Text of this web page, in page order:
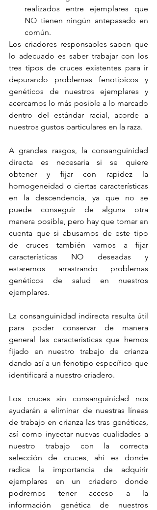
realizados entre ejemplares que
NO tienen ningún antepasado en
común.
Los criadores responsables saben que
lo adecuado es saber trabajar con los
tres tipos de cruces existentes para ir
depurando problemas fenotípicos y
genéticos de nuestros ejemplares y
acercarnos lo más posible a lo marcado
dentro del estándar racial, acorde a
nuestros gustos particulares en la raza.
A grandes rasgos, la consanguinidad
directa es necesaria si se quiere
obtener y fijar con rapidez la
homogeneidad o ciertas características
en la descendencia, ya que no se
puede conseguir de alguna otra
manera posible, pero hay que tomar en
cuenta que si abusamos de este tipo
de cruces también vamos a fijar
características NO deseadas y
estaremos arrastrando problemas
genéticos de salud en nuestros
ejemplares.
La consanguinidad indirecta resulta útil
para poder conservar de manera
general las características que hemos
fijado en nuestro trabajo de crianza
dando así a un fenotipo específico que
identificará a nuestro criadero.
Los cruces sin consanguinidad nos
ayudarán a eliminar de nuestras líneas
de trabajo en crianza las tras genéticas,
así como inyectar nuevas cualidades a
nuestro trabajo con la correcta
selección de cruces, ahí es donde
radica la importancia de adquirir
ejemplares en un criadero donde
podremos tener acceso a la
información genética de nuestros